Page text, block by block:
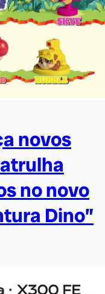
novos
no novo
Dino”